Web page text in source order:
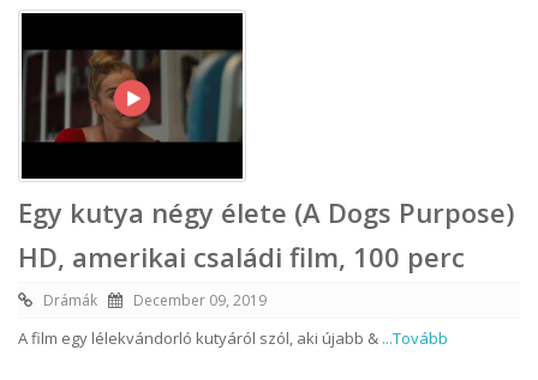
Egy kutya négy élete (A Dogs Purpose)
HD, amerikai családi film, 100 perc
Drámák December 09, 2019
A film egy lélekvándorló kutyáról szól, aki újabb & ...Tovább